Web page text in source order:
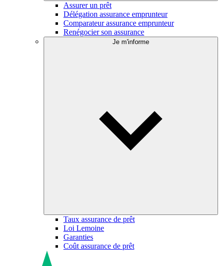
Assurer un prêt
Délégation assurance emprunteur
Comparateur assurance emprunteur
Renégocier son assurance
Je m'informe
Taux assurance de prêt
Loi Lemoine
Garanties
Coût assurance de prêt